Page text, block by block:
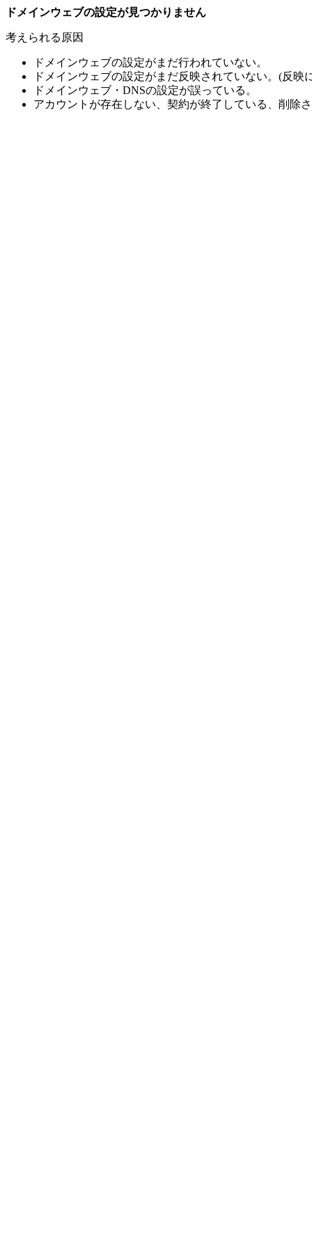
ドメインウェブの設定が見つかりません
考えられる原因
ドメインウェブの設定がまだ行われていない。
ドメインウェブの設定がまだ反映されていない。(反
ドメインウェブ・DNSの設定が誤っている。
アカウントが存在しない、契約が終了している、削除